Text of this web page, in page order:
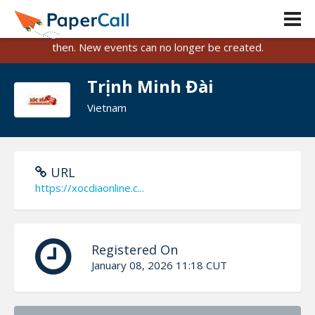
PaperCall is shutting down on August 31, 2026.
Existing events and submissions will remain available until
then. New events can no longer be created.
Trịnh Minh Đài
Vietnam
URL
https://xocdiaonline.c...
Registered On
January 08, 2026 11:18 CUT